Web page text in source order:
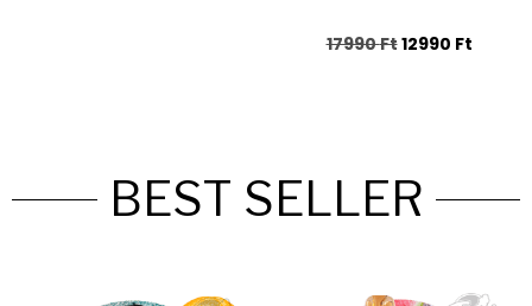
17990Ft12990 Ft
BEST SELLER